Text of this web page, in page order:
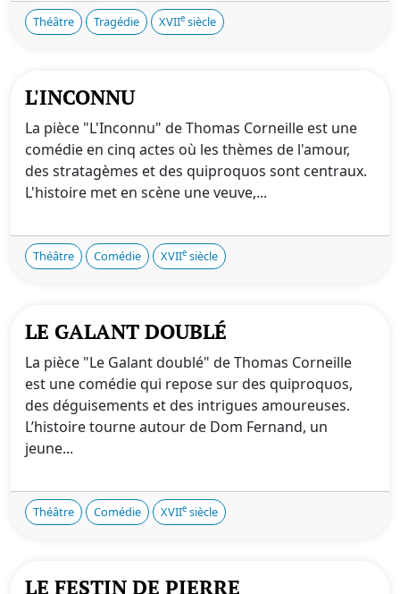
Théâtre Tragédie XVIIe siècle
L'INCONNU
La pièce "L'Inconnu" de Thomas Corneille est une
comédie en cinq actes où les thèmes de l'amour,
des stratagèmes et des quiproquos sont centraux.
L'histoire met en scène une veuve,...
Théâtre Comédie XVIIe siècle
LE GALANT DOUBLÉ
La pièce "Le Galant doublé" de Thomas Corneille
est une comédie qui repose sur des quiproquos,
des déguisements et des intrigues amoureuses.
L’histoire tourne autour de Dom Fernand, un
jeune...
Théâtre Comédie XVIIe siècle
LE FESTIN DE PIERRE